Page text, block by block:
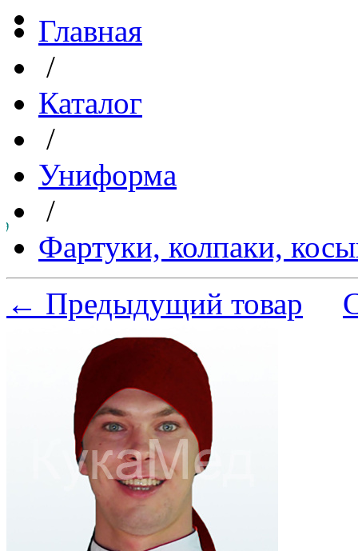
Главная
/
Каталог
/
Униформа
/
Фартуки, колпаки,
← Предыдущий товар